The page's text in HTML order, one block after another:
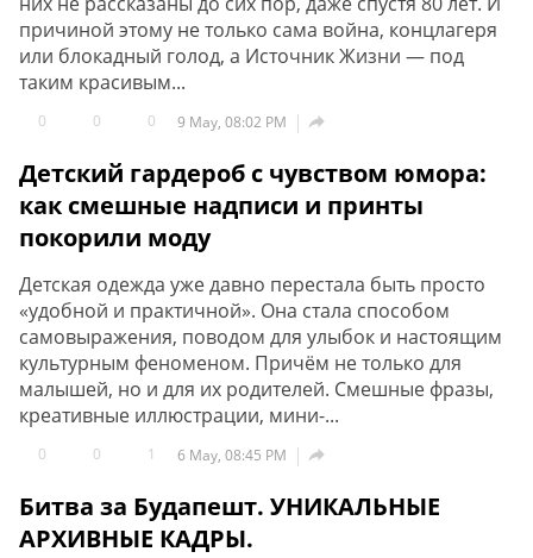
причиной этому не только сама война, концлагеря
или блокадный голод, а Источник Жизни — под
таким красивым...
0 0 0 9 May, 08:02 PM 
Детский гардероб с чувством юмора:
как смешные надписи и принты
покорили моду
Детская одежда уже давно перестала быть просто
«удобной и практичной». Она стала способом
самовыражения, поводом для улыбок и настоящим
культурным феноменом. Причём не только для
малышей, но и для их родителей. Смешные фразы,
креативные иллюстрации, мини-...
0 0 1 6 May, 08:45 PM 
Битва за Будапешт. УНИКАЛЬНЫЕ
АРХИВНЫЕ КАДРЫ.